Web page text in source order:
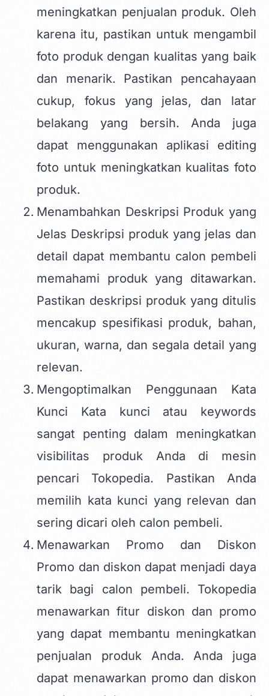
meningkatkan penjualan produk. Oleh
karena itu, pastikan untuk mengambil
foto produk dengan kualitas yang baik
dan menarik. Pastikan pencahayaan
cukup, fokus yang jelas, dan latar
belakang yang bersih. Anda juga
dapat menggunakan aplikasi editing
foto untuk meningkatkan kualitas foto
produk.
Menambahkan Deskripsi Produk yang
Jelas Deskripsi produk yang jelas dan
detail dapat membantu calon pembeli
memahami produk yang ditawarkan.
Pastikan deskripsi produk yang ditulis
mencakup spesifikasi produk, bahan,
ukuran, warna, dan segala detail yang
relevan.
Mengoptimalkan Penggunaan Kata
Kunci Kata kunci atau keywords
sangat penting dalam meningkatkan
visibilitas produk Anda di mesin
pencari Tokopedia. Pastikan Anda
memilih kata kunci yang relevan dan
sering dicari oleh calon pembeli.
Menawarkan Promo dan Diskon
Promo dan diskon dapat menjadi daya
tarik bagi calon pembeli. Tokopedia
menawarkan fitur diskon dan promo
yang dapat membantu meningkatkan
penjualan produk Anda. Anda juga
dapat menawarkan promo dan diskon